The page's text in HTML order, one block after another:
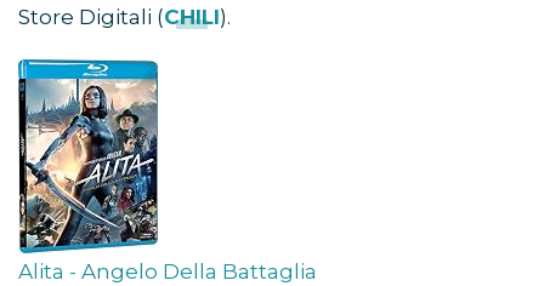
Store Digitali (CHILI).
Alita - Angelo Della Battaglia